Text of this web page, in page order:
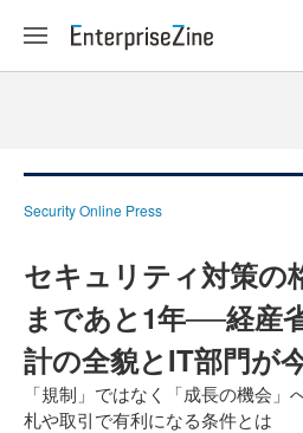
Security Online Press
セキュリティ対策の
まであと1年──経産
計の全貌とIT部門が
「規制」ではなく「成長の機会」
札や取引で有利になる条件とは